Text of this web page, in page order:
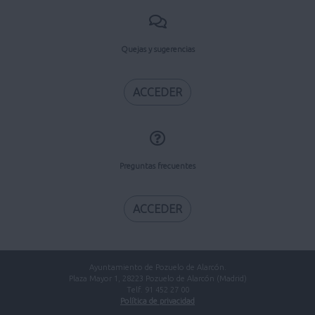
Quejas y sugerencias
ACCEDER
Preguntas frecuentes
ACCEDER
Ayuntamiento de Pozuelo de Alarcón.
Plaza Mayor 1, 28223 Pozuelo de Alarcón (Madrid)
Telf. 91 452 27 00
Política de privacidad